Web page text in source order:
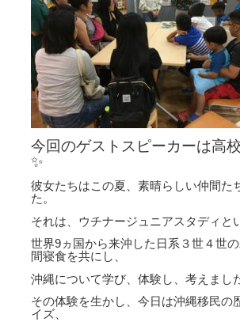
今回のゲストスピーカーは高
✨
彼女たちはこの夏、素晴らしい仲間た
た。
それは、ウチナージュニアスタディと
世界9ヵ国から来沖した日系３世４世
間寝食を共にし、
沖縄について学び、体験し、考えまし
その体験を生かし、今日は沖縄移民の
イズ、